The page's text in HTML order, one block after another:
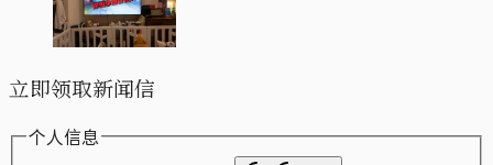
立即领取新闻信
个人信息